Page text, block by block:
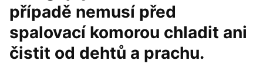
případě nemusí před
spalovací komorou chladit ani
čistit od dehtů a prachu.